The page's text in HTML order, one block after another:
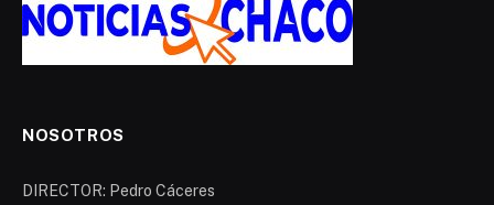
NOSOTROS
DIRECTOR: Pedro Cáceres